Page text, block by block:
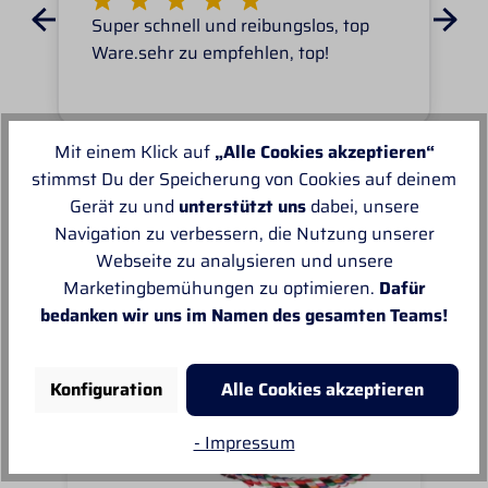
Super schnell und reibungslos, top
Ware.sehr zu empfehlen, top!
Unsere Empfehlungen
Mit einem Klick auf „Alle Cookies akzeptieren“
stimmst Du der Speicherung von Cookies auf deinem
Gerät zu und unterstützt unsdabei, unsere
Navigation zu verbessern, die Nutzung unserer
Webseite zu analysieren und unsere
Marketingbemühungen zu optimieren. Dafür
bedanken wir uns im Namen des gesamten Teams!
Konfiguration
Alle Cookies akzeptieren
- Impressum